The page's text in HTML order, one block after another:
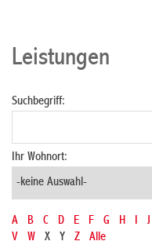
Leistungen
Suchbegriff:
Ihr Wohnort:
A B C D E F G H I J
V
W X Y Z Alle